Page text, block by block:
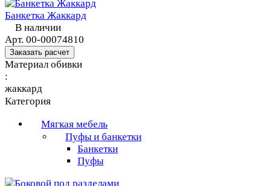
Банкетка Жаккард
В наличии
Арт. 00-00074810
Заказать расчет
Материал обивки
:
жаккард
Категория
Мягкая мебель
Пуфы и банкетки
Банкетки
Пуфы